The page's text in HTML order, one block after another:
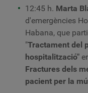
12:45 h. Marta
d'emergències
Habana, que
"Tractament del
hospitalització"
Fractures dels
pacient per la